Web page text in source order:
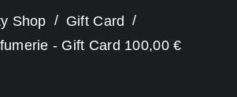
Shop
Gift Card
- Gift Card 100,00 €